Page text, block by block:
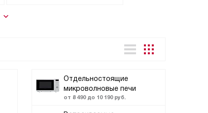
Отдельностоящие
микроволновые печи
от 8 490 до 10 190 руб.